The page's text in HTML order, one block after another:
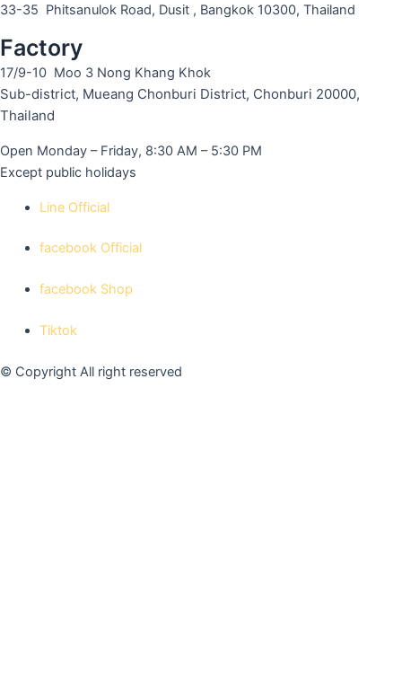
33-35 Phitsanulok Road, Dusit , Bangkok 10300, Thailand
Factory
17/9-10 Moo 3 Nong Khang Khok
Sub-district, Mueang Chonburi District, Chonburi 20000,
Thailand
Open Monday – Friday, 8:30 AM – 5:30 PM
Except public holidays
Line Official
facebook Official
facebook Shop
Tiktok
© Copyright All right reserved